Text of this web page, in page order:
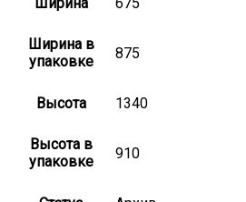
Ширина в
упаковке
875
Высота 1340
Высота в
упаковке
910